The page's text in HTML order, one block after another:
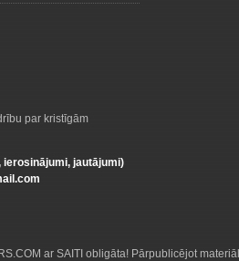
par kristīgām
ierosinājumi, jautājumi)
ar SAITI obligāta! Pārpublicējot